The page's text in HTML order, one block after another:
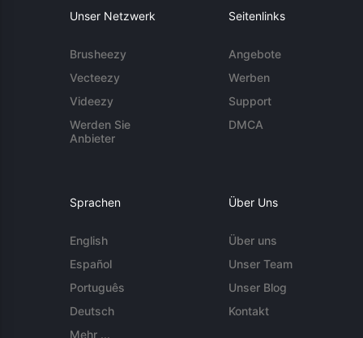
Unser Netzwerk
Brusheezy
Vecteezy
Videezy
Werden Sie
Anbieter
Seitenlinks
Angebote
Werben
Support
DMCA
Sprachen
English
Español
Português
Deutsch
Mehr ...
Über Uns
Über uns
Unser Team
Unser Blog
Kontakt